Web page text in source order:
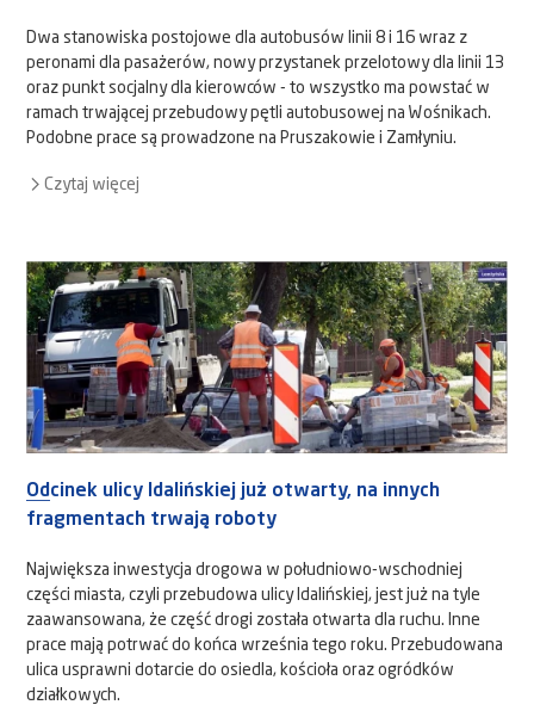
Dwa stanowiska postojowe dla autobusów linii 8 i 16 wraz z
peronami dla pasażerów, nowy przystanek przelotowy dla linii 13
oraz punkt socjalny dla kierowców - to wszystko ma powstać w
ramach trwającej przebudowy pętli autobusowej na Wośnikach.
Podobne prace są prowadzone na Pruszakowie i Zamłyniu.
Czytaj więcej
Odcinek ulicy Idalińskiej już otwarty, na innych
fragmentach trwają roboty
Największa inwestycja drogowa w południowo-wschodniej
części miasta, czyli przebudowa ulicy Idalińskiej, jest już na tyle
zaawansowana, że część drogi została otwarta dla ruchu. Inne
prace mają potrwać do końca września tego roku. Przebudowana
ulica usprawni dotarcie do osiedla, kościoła oraz ogródków
działkowych.